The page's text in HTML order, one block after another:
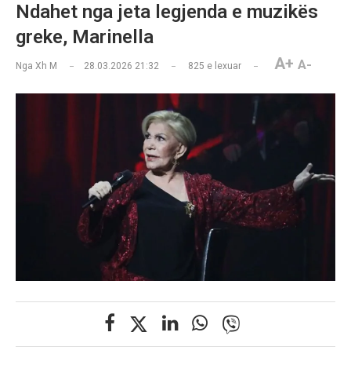
Ndahet nga jeta legjenda e muzikës
greke, Marinella
Nga Xh M 28.03.2026 21:32 825 e lexuar A+ A-